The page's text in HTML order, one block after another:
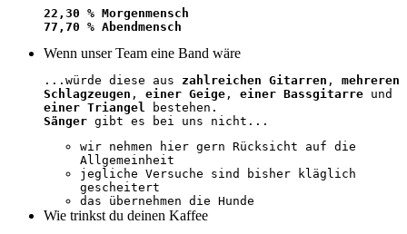
22,30 % Morgenmensch
77,70 % Abendmensch
Wenn unser Team eine Band wäre
...würde diese aus zahlreichen Gitarren , mehreren
Schlagzeugen , einer Geige , einer Bassgitarre und
einer Triangel
bestehen.
Sänger gibt es bei uns nicht...
wir nehmen hier gern Rücksicht auf die
Allgemeinheit
jegliche Versuche sind bisher kläglich
gescheitert
das übernehmen die Hunde
Wie trinkst du deinen Kaffee